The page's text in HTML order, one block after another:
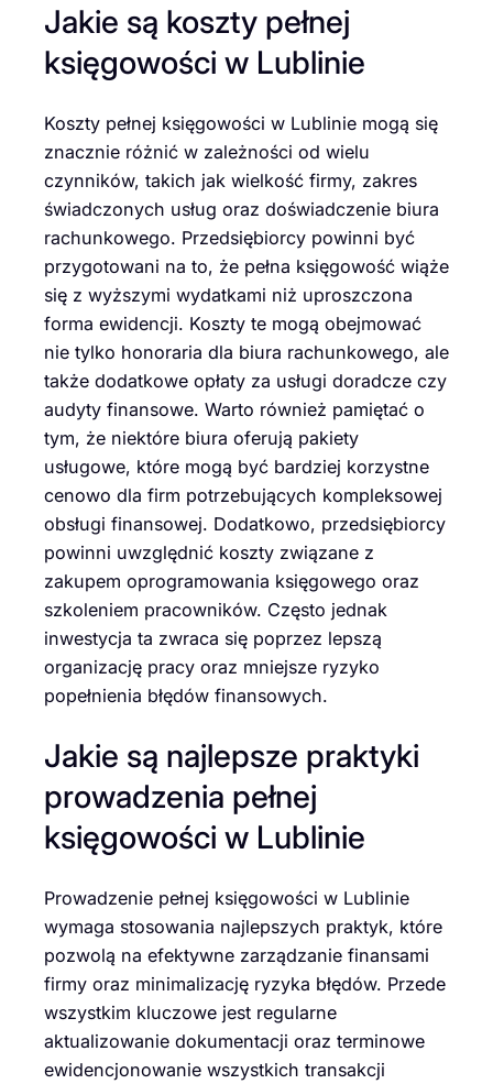
Jakie są koszty pełnej
księgowości w Lublinie
Koszty pełnej księgowości w Lublinie mogą się
znacznie różnić w zależności od wielu
czynników, takich jak wielkość firmy, zakres
świadczonych usług oraz doświadczenie biura
rachunkowego. Przedsiębiorcy powinni być
przygotowani na to, że pełna księgowość wiąże
się z wyższymi wydatkami niż uproszczona
forma ewidencji. Koszty te mogą obejmować
nie tylko honoraria dla biura rachunkowego, ale
także dodatkowe opłaty za usługi doradcze czy
audyty finansowe. Warto również pamiętać o
tym, że niektóre biura oferują pakiety
usługowe, które mogą być bardziej korzystne
cenowo dla firm potrzebujących kompleksowej
obsługi finansowej. Dodatkowo, przedsiębiorcy
powinni uwzględnić koszty związane z
zakupem oprogramowania księgowego oraz
szkoleniem pracowników. Często jednak
inwestycja ta zwraca się poprzez lepszą
organizację pracy oraz mniejsze ryzyko
popełnienia błędów finansowych.
Jakie są najlepsze praktyki
prowadzenia pełnej
księgowości w Lublinie
Prowadzenie pełnej księgowości w Lublinie
wymaga stosowania najlepszych praktyk, które
pozwolą na efektywne zarządzanie finansami
firmy oraz minimalizację ryzyka błędów. Przede
wszystkim kluczowe jest regularne
aktualizowanie dokumentacji oraz terminowe
ewidencjonowanie wszystkich transakcji